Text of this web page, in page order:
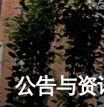
公告与资